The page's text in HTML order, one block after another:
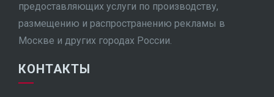
предоставляющих услуги по производству,
размещению и распространению рекламы в
Москве и других городах России.
КОНТАКТЫ